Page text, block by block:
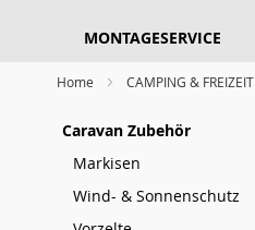
MONTAGESERVICE
Home CAMPING & FREIZEIT
Caravan Zubehör
Markisen
Wind- & Sonnenschutz